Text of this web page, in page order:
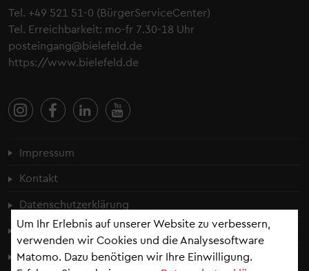
Um Ihr Erlebnis auf unserer Website zu verbessern,
verwenden wir Cookies und die Analysesoftware
Matomo. Dazu benötigen wir Ihre Einwilligung.
Tel. +49 521 51-0 (BürgerServiceCenter)
Tel. Erreichbarkeit: mo-fr 7.30-18 Uhr
posteingang@bielefeld.de
https://www.bielefeld.de
Fußzeilenmenü
Impressum
Kontakt
Datenschutzerklärung
Cookie-Einstellungen
Erklärung zur Barrierefreiheit